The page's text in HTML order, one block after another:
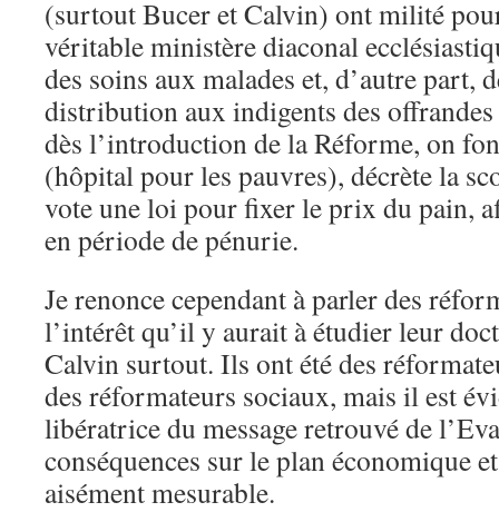
(surtout Bucer et Calvin) ont milité
véritable ministère diaconal
des soins aux malades et, d’autre part,
distribution aux indigents des
dès l’introduction de la Réforme, on
(hôpital pour les pauvres), décrète la
vote une loi pour fixer le prix du pain,
en période de pénurie.
Je renonce cependant à parler des
l’intérêt qu’il y aurait à étudier leur
Calvin surtout. Ils ont été des
des réformateurs sociaux, mais il est
libératrice du message retrouvé de
conséquences sur le plan économique
aisément mesurable.